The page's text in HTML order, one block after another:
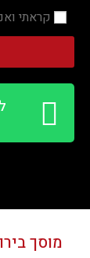
קראתי
מוסך